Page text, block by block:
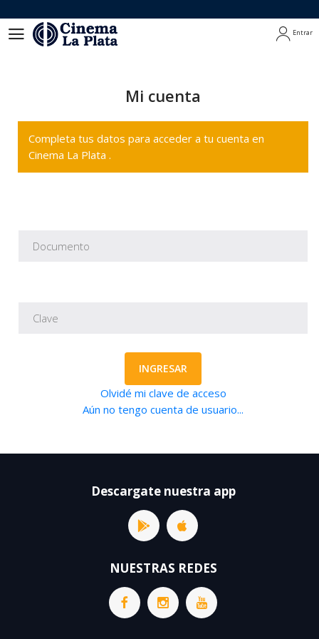
Entrar
Mi cuenta
Completa tus datos para acceder a tu cuenta en
Cinema La Plata .
INGRESAR
Olvidé mi clave de acceso
Aún no tengo cuenta de usuario...
Descargate nuestra app
NUESTRAS REDES